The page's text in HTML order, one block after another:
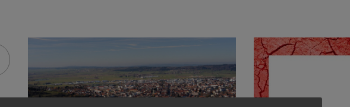
Lire l'actualité